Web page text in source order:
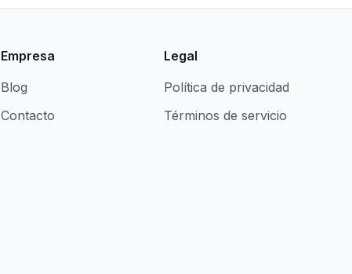
Empresa
Blog
Contacto
Legal
Política de privacidad
Términos de servicio